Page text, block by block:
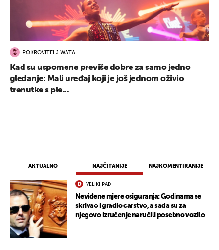
AKTUALNO NAJČITANIJE NAJKOMENTIRANIJE
VELIKI PAD
Neviđene mjere osiguranja: Godinama se
skrivao i gradio carstvo, a sada su za
njegovo izručenje naručili posebno vozilo
POKROVITELJ WATA
Kad su uspomene previše dobre za samo jedno
gledanje: Mali uređaj koji je još jednom oživio
trenutke s ple...